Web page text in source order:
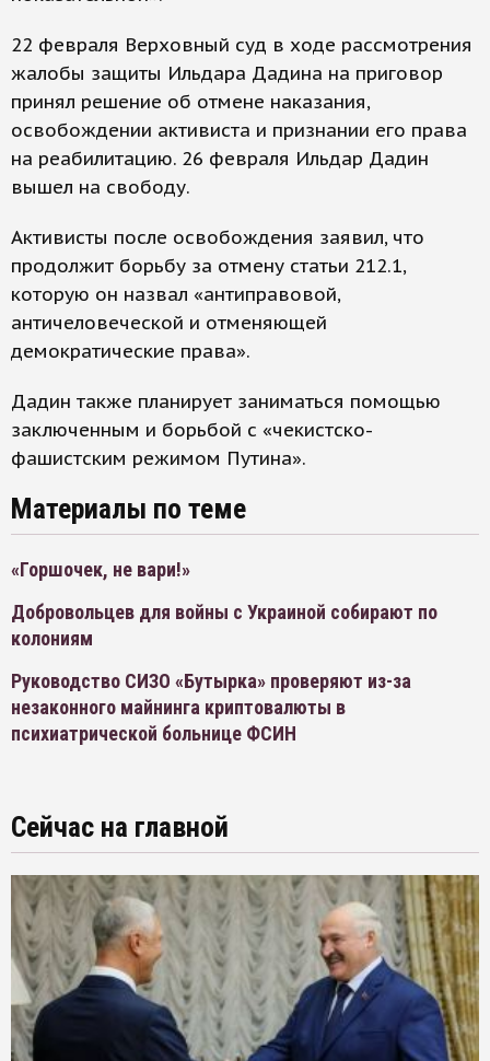
22 февраля Верховный суд в ходе рассмотрения
жалобы защиты Ильдара Дадина на приговор
принял решение об отмене наказания,
освобождении активиста и признании его права
на реабилитацию. 26 февраля Ильдар Дадин
вышел на свободу.
Активисты после освобождения заявил, что
продолжит борьбу за отмену статьи 212.1,
которую он назвал «антиправовой,
античеловеческой и отменяющей
демократические права».
Дадин также планирует заниматься помощью
заключенным и борьбой с «чекистско-
фашистским режимом Путина».
Материалы по теме
«Горшочек, не вари!»
Добровольцев для войны с Украиной собирают по
колониям
Руководство СИЗО «Бутырка» проверяют из-за
незаконного майнинга криптовалюты в
психиатрической больнице ФСИН
Сейчас на главной